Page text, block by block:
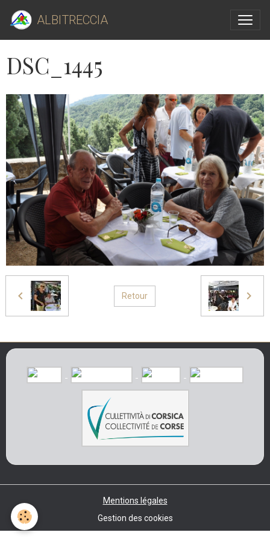
ALBITRECCIA
DSC_1445
Retour
Mentions légales
Gestion des cookies